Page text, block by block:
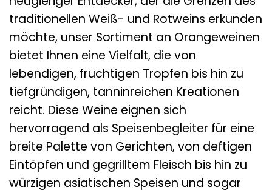
traditionellen Weiß- und Rotweins erkunden
möchte, unser Sortiment an Orangeweinen
bietet Ihnen eine Vielfalt, die von
lebendigen, fruchtigen Tropfen bis hin zu
tiefgründigen, tanninreichen Kreationen
reicht. Diese Weine eignen sich
hervorragend als Speisenbegleiter für eine
breite Palette von Gerichten, von deftigen
Eintöpfen und gegrilltem Fleisch bis hin zu
würzigen asiatischen Speisen und sogar